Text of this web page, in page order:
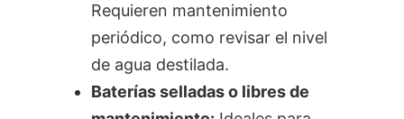
Requieren mantenimiento
periódico, como revisar el nivel
de agua destilada.
Baterías selladas o libres de